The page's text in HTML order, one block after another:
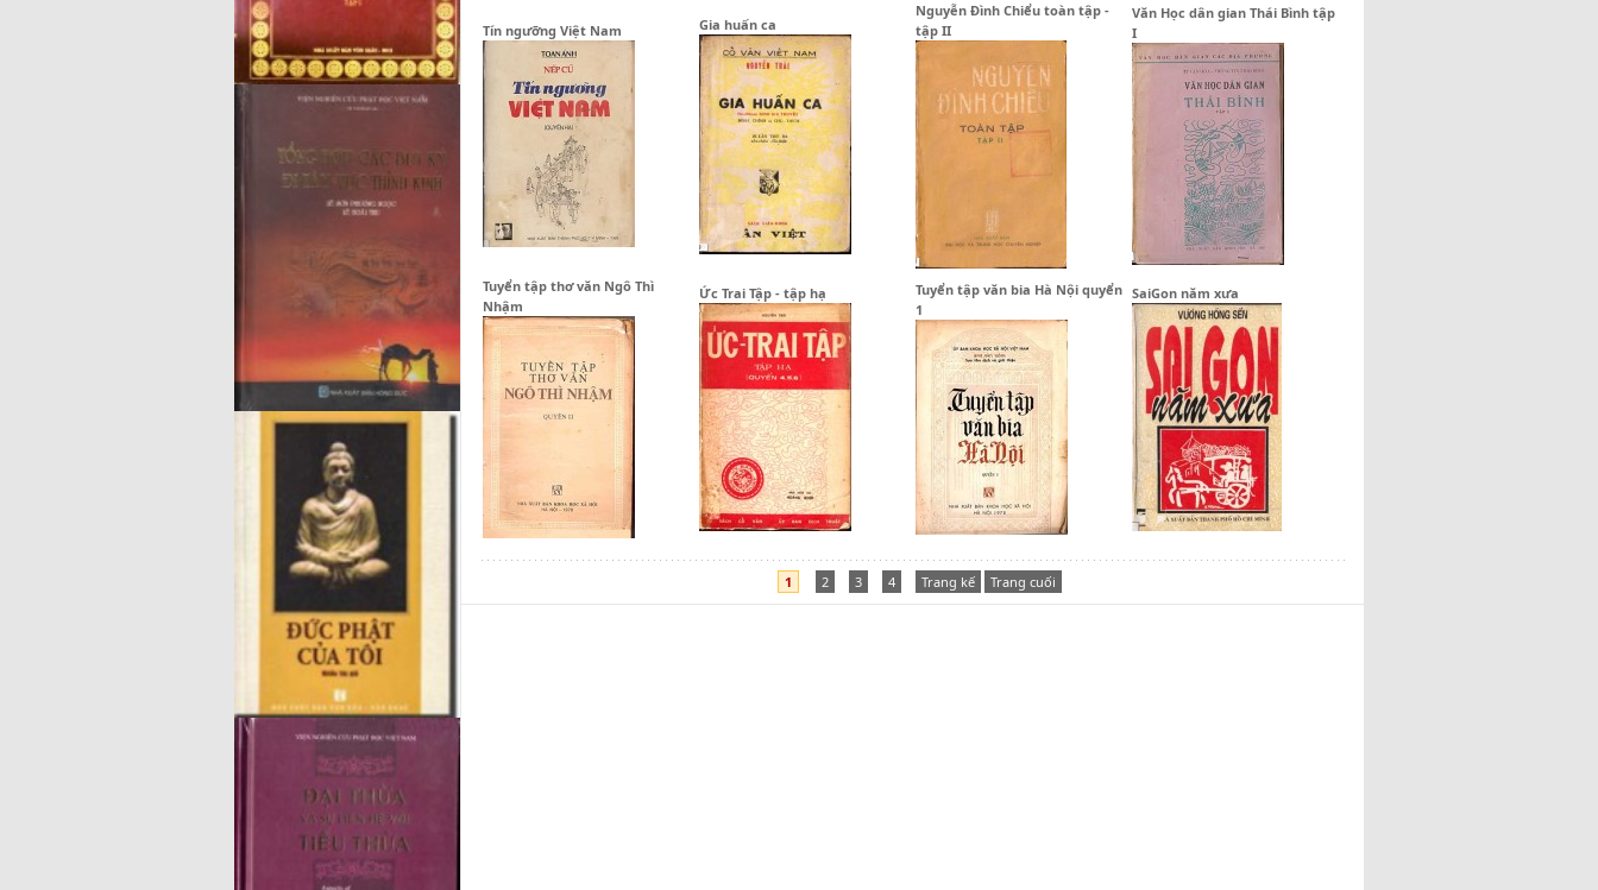
Tín ngưỡng Việt Nam Gia huấn ca
Nguyễn Đình Chiểu toàn tập -
tập II
Văn Học dân gian Thái Bình tập
I
Tuyển tập thơ văn Ngô Thì
Nhậm
Ức Trai Tập - tập hạ
Tuyển tập văn bia Hà Nội quyển
1
SaiGon năm xưa
1 2 3 4 Trang kế Trang cuối